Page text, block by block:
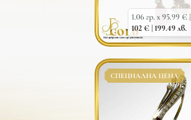
1.06 гр. x 95.99 € |
102 € | 199.49 лв.
СПЕЦИАЛНА ЦЕНА